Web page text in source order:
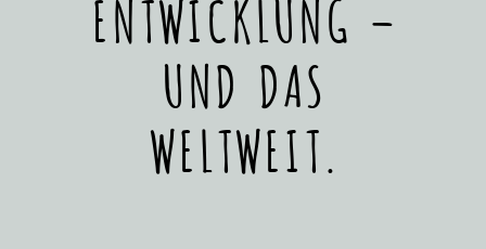
UND DAS
WELTWEIT.